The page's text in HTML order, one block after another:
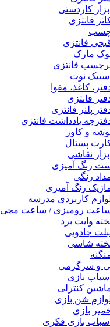
ابزار کاردستی
فانتزی
فانتزی
مارک
فانتزی
استیک نوت
کاغذ، مقوا
فانتزی
پلنر فانتزی
یادداشت فانتزی
و کاور
پستال
ابزار نقاشی
رنگ آمیزی
رنگی
رنگ آمیزی
کاربردی مدرسه
رومیزی / ساعت مچی
وایت برد
جادویی
شاسی
و سرگرمی
اسباب بازی
کنترلی
شن بازی
بازی
اسباب بازی فکری